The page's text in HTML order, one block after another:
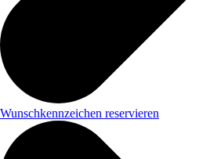
Wunschkennzeichen reservieren